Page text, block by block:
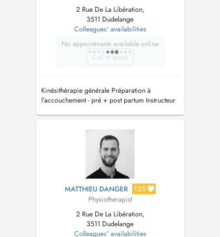
2 Rue De La Libération,
3511 Dudelange
Colleagues' availabilities
No appointments available online
Call to book
Kinésithérapie générale Préparation à
l'accouchement - pré + post partum Instructeur
MATTHIEU DANGER 125
Physiotherapist
2 Rue De La Libération,
3511 Dudelange
Colleagues' availabilities